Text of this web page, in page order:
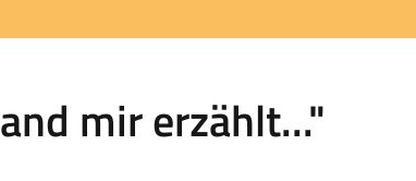
mir erzählt..."